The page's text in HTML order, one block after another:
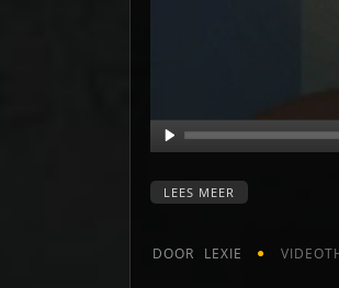
LEES MEER
DOOR LEXIE